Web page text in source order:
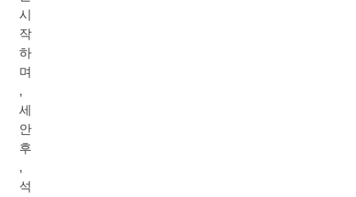
시
작
하
며
,
세
안
후
,
석